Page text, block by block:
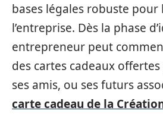
bases légales robuste pour
l’entreprise. Dès la phase
entrepreneur peut
des cartes cadeaux
ses amis, ou ses futurs
carte cadeau de la